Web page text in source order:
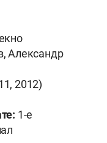
Александр
2012)
1-е